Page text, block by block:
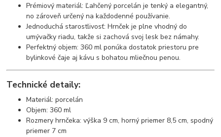
Prémiový materiál: Ľahčený porcelán je tenký a elegantný,
no zároveň určený na každodenné používanie.
Jednoduchá starostlivosť: Hrnček je plne vhodný do
umývačky riadu, takže si zachová svoj lesk bez námahy.
Perfektný objem: 360 ml ponúka dostatok priestoru pre
bylinkové čaje aj kávu s bohatou mliečnou penou.
Technické detaily:
Materiál: porcelán
Objem: 360 ml
Rozmery hrnčeka: výška 9 cm, horný priemer 8,5 cm, spodný
priemer 7 cm